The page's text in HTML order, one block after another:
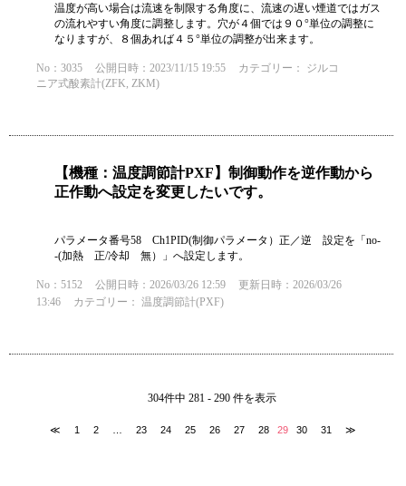
温度が高い場合は流速を制限する角度に、流速の遅い煙道ではガス
の流れやすい角度に調整します。穴が４個では９０°単位の調整に
なりますが、８個あれば４５°単位の調整が出来ます。
No：3035 公開日時：2023/11/15 19:55 カテゴリー： ジルコ
ニア式酸素計(ZFK, ZKM)
【機種：温度調節計PXF】制御動作を逆作動から
正作動へ設定を変更したいです。
パラメータ番号58 Ch1PID(制御パラメータ）正／逆 設定を「no-
-(加熱 正/冷却 無）」へ設定します。
No：5152 公開日時：2026/03/26 12:59
更新日時：2026/03/26
13:46
カテゴリー： 温度調節計(PXF)
304件中 281 - 290 件を表示
≪ 1 2 23 24 25 26 27 28 29 30 31 ≫